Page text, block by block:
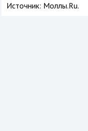
Источник: Моллы.Ru.